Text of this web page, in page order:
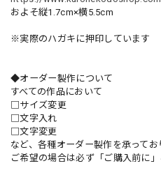
およそ縦1.7cm×横5.5cm
※実際のハガキに押印しています
◆オーダー製作について
すべての作品において
□サイズ変更
□文字入れ
□文字変更
など、各種オーダー製作を承ってお
ご希望の場合は必ず「ご購入前に」